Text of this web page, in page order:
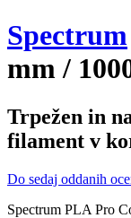
Spectrum
mm /
Trpežen in
filament v
Do sedaj oddanih
Spectrum PLA Pro